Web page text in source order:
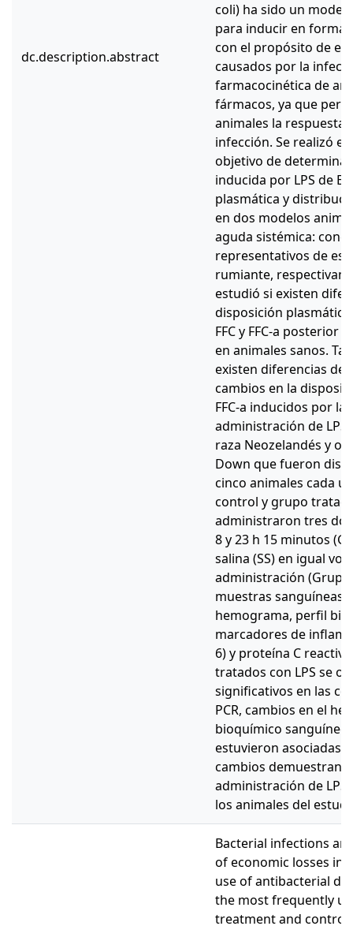
dc.description.abstract
coli) ha sido un
para inducir en forma
con el propósito de
causados por la
farmacocinética de
fármacos, ya que
animales la respuesta
infección. Se realizó
objetivo de
inducida por LPS de
plasmática y
en dos modelos
aguda sistémica:
representativos de
rumiante,
estudió si existen
disposición
FFC y FFC-a posterior
en animales sanos.
existen diferencias de
cambios en la
FFC-a inducidos por la
administración de
raza Neozelandés y
Down que fueron
cinco animales cada
control y grupo tratado
administraron tres
8 y 23 h 15 minutos
salina (SS) en igual
administración
muestras sanguíneas
hemograma, perfil
marcadores de
6) y proteína C
tratados con LPS se
significativos en las
PCR, cambios en el
bioquímico
estuvieron asociadas
cambios demuestran
administración de
los animales del
Bacterial infections
of economic losses in
use of antibacterial
the most frequently
treatment and control